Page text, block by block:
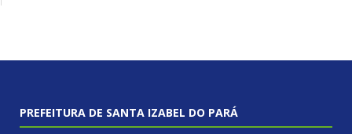
PREFEITURA DE SANTA IZABEL DO PARÁ